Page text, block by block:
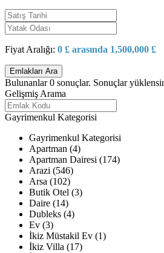
Fiyat Aralığı: 0 £ arasında 1,500,000 £
Bulunanlar0 sonuçlar. Sonuçlar
Gelişmiş Arama
Gayrimenkul Kategorisi
Gayrimenkul Kategorisi
Apartman (4)
Apartman Dairesi (174)
Arazi (546)
Arsa (102)
Butik Otel (3)
Daire (14)
Dubleks (4)
Ev (3)
İkiz Müstakil Ev (1)
İkiz Villa (17)